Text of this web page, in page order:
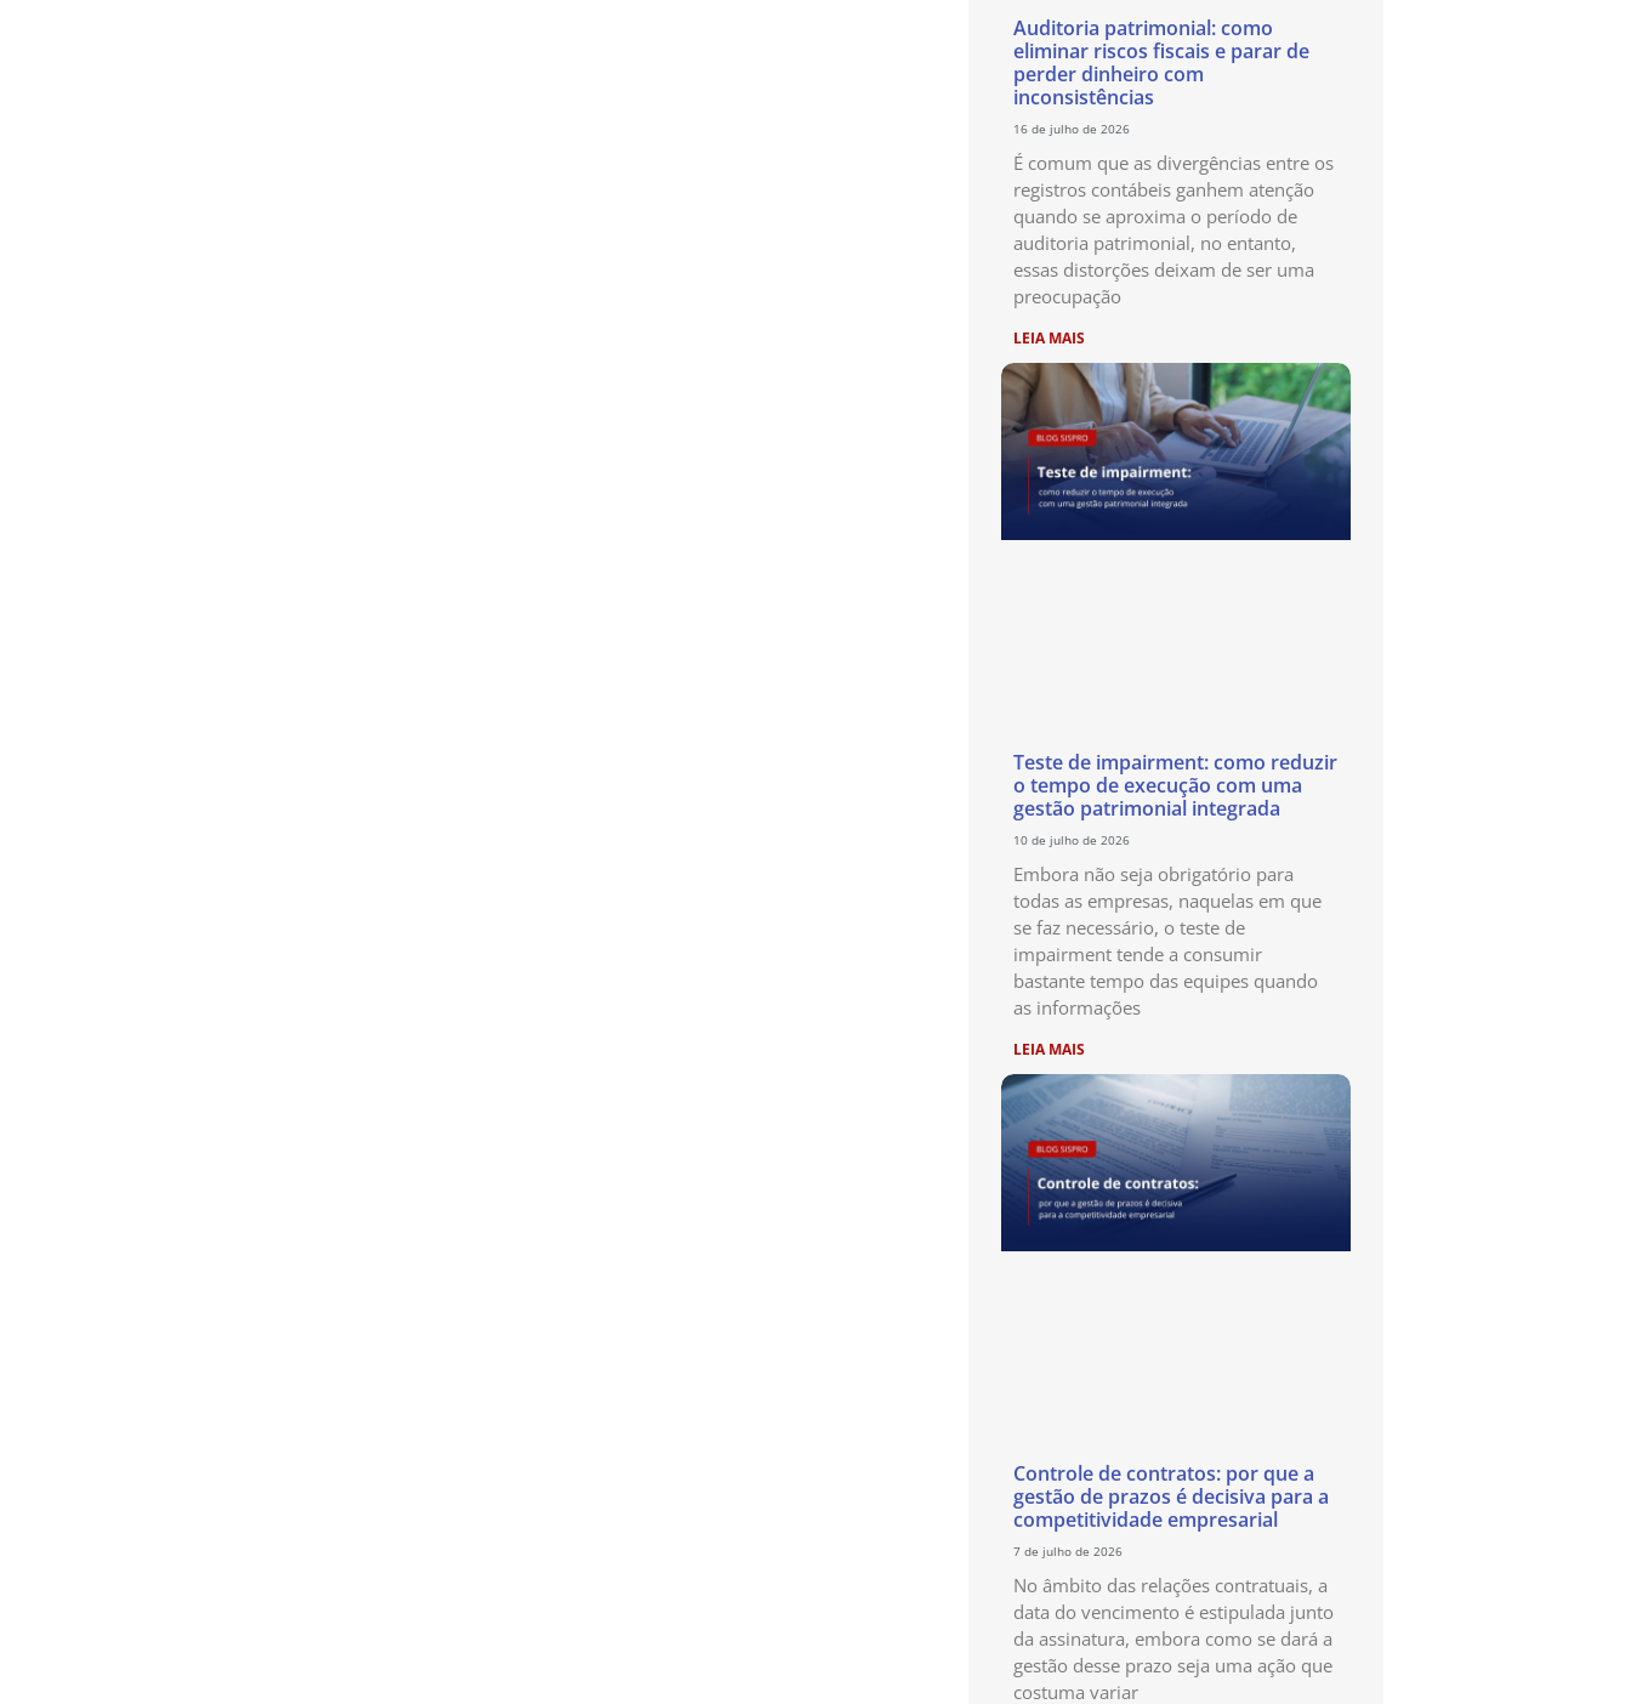
Auditoria patrimonial: como
eliminar riscos fiscais e parar de
perder dinheiro com
inconsistências
16 de julho de 2026
É comum que as divergências entre os
registros contábeis ganhem atenção
quando se aproxima o período de
auditoria patrimonial, no entanto,
essas distorções deixam de ser uma
preocupação
LEIA MAIS
Teste de impairment: como reduzir
o tempo de execução com uma
gestão patrimonial integrada
10 de julho de 2026
Embora não seja obrigatório para
todas as empresas, naquelas em que
se faz necessário, o teste de
impairment tende a consumir
bastante tempo das equipes quando
as informações
LEIA MAIS
Controle de contratos: por que a
gestão de prazos é decisiva para a
competitividade empresarial
7 de julho de 2026
No âmbito das relações contratuais, a
data do vencimento é estipulada junto
da assinatura, embora como se dará a
gestão desse prazo seja uma ação que
costuma variar